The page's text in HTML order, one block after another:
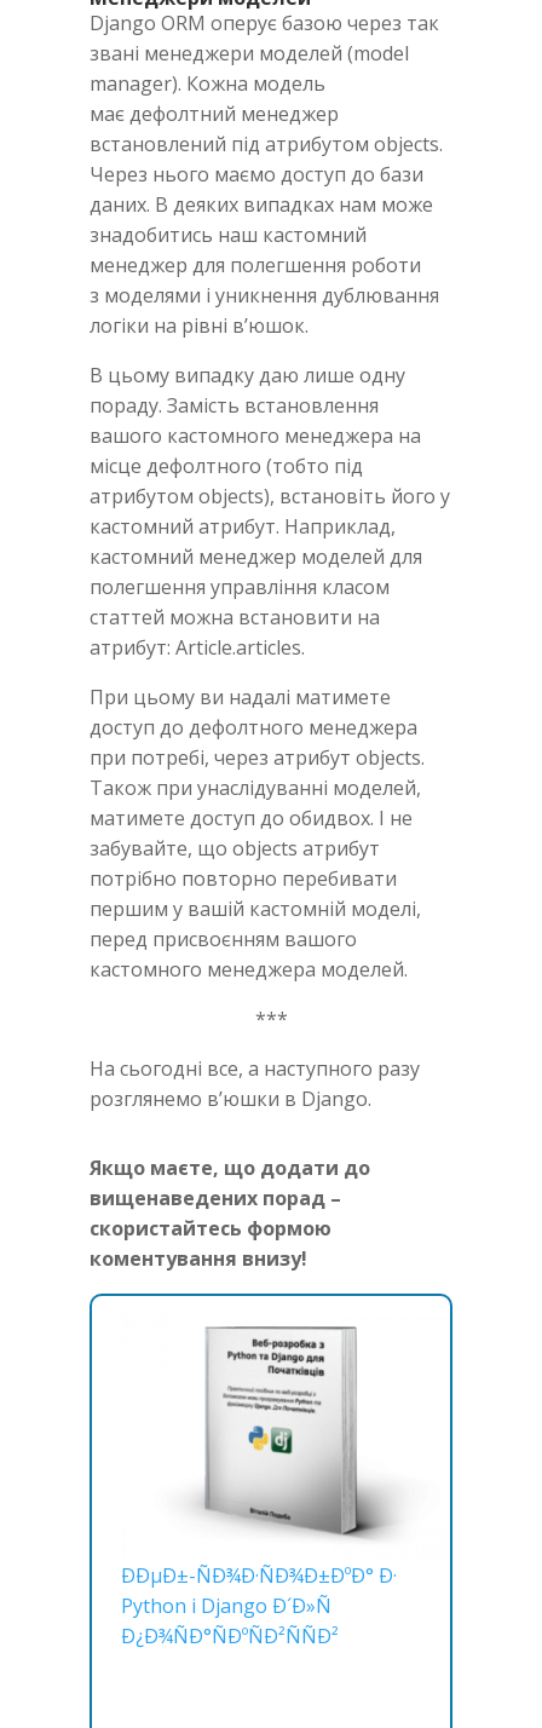
Django ORM оперує базою через так
звані менеджери моделей (model
manager). Кожна модель
має дефолтний менеджер
встановлений під атрибутом objects.
Через нього маємо доступ до бази
даних. В деяких випадках нам може
знадобитись наш кастомний
менеджер для полегшення роботи
з моделями і уникнення дублювання
логіки на рівні в’юшок.
В цьому випадку даю лише одну
пораду. Замість встановлення
вашого кастомного менеджера на
місце дефолтного (тобто під
атрибутом objects), встановіть його у
кастомний атрибут. Наприклад,
кастомний менеджер моделей для
полегшення управління класом
статтей можна встановити на
атрибут: Article.articles.
При цьому ви надалі матимете
доступ до дефолтного менеджера
при потребі, через атрибут objects.
Також при унаслідуванні моделей,
матимете доступ до обидвох. І не
забувайте, що objects атрибут
потрібно повторно перебивати
першим у вашій кастомній моделі,
перед присвоєнням вашого
кастомного менеджера моделей.
***
На сьогодні все, а наступного разу
розглянемо в’юшки в Django.
Якщо маєте, що додати до
вищенаведених порад –
скористайтесь формою
коментування внизу!
ÐÐµÐ±-ÑÐ¾Ð·ÑÐ¾Ð±ÐºÐ° Ð·
Python i Django Ð´Ð»Ñ
Ð¿Ð¾ÑÐ°ÑÐºÑÐ²ÑÑÐ²